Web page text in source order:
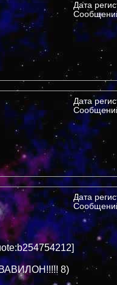
Дата
Дата
Дата
ВАВИЛОН!!!!! 8)